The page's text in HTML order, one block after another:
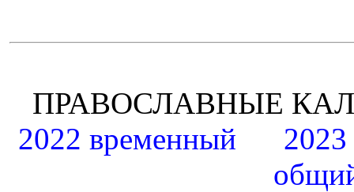
ПРАВОСЛАВНЫЕ
2022 временный